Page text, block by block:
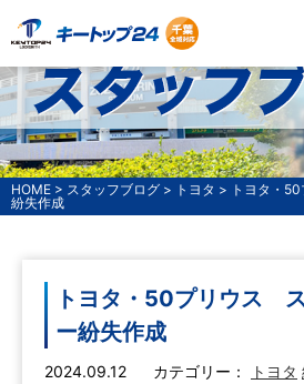
HOME > スタッフブログ > トヨタ > トヨタ・
紛失作成
トヨタ・50プリウス
ー紛失作成
2024.09.12 カテゴリー： トヨタ